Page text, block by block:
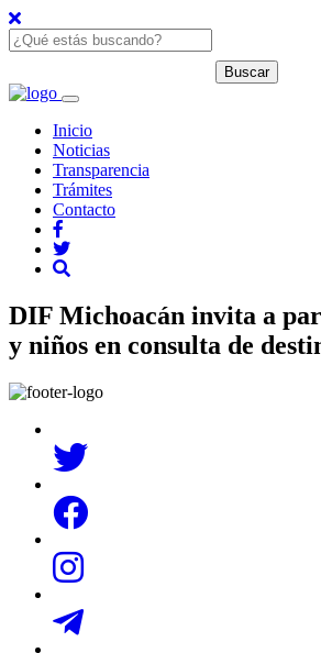
Inicio
Noticias
Transparencia
Trámites
Contacto
DIF Michoacán invita a
y niños en consulta de